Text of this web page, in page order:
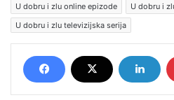
U dobru i zlu online epizode
U dobru i
U dobru i zlu televizijska serija